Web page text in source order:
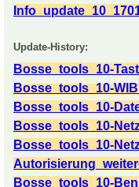
Update-History:
Bosse_tools_10-
Bosse_tools_10-
Bosse_tools_10-
Bosse_tools_10-
Bosse_tools_10-
Bosse_tools_10-